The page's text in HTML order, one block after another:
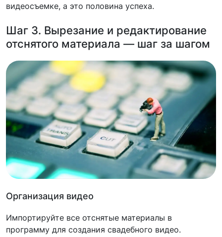
видеосъемке, а это половина успеха.
Шаг 3. Вырезание и редактирование
отснятого материала — шаг за шагом
Организация видео
Импортируйте все отснятые материалы в
программу для создания свадебного видео.